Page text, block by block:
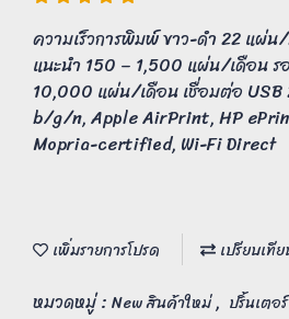
ความเร็วการพิมพ์ ขาว-ดำ 22 แผ่
แนะนำ 150 – 1,500 แผ่น/เดือน
10,000 แผ่น/เดือน เชื่อมต่อ USB
b/g/n, Apple AirPrint, HP
Mopria-certified, Wi-Fi Direct
เพิ่มรายการโปรด เปรียบเที
หมวดหมู่ : New สินค้าใหม่, ปริ้นเตอ